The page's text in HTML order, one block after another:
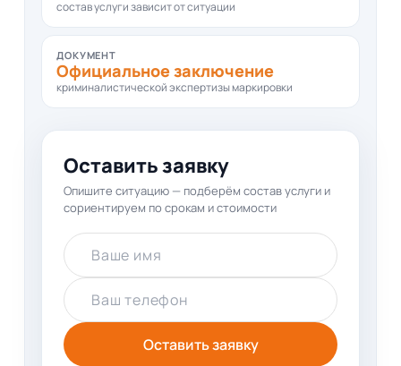
состав услуги зависит от ситуации
ДОКУМЕНТ
Официальное заключение
криминалистической экспертизы маркировки
Оставить заявку
Опишите ситуацию — подберём состав услуги и
сориентируем по срокам и стоимости
Ваше имя
Ваш телефон
Оставить заявку